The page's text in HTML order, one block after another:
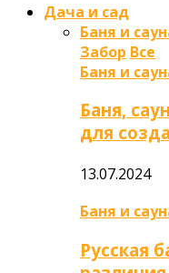
Дача и сад
Баня и
Забор Все
Баня и
Баня,
для
13.07.2024
Баня и
Русская